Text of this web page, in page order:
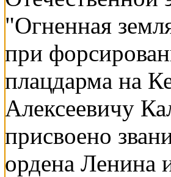
"Огненная
при
плацдарма на
Алексеевичу
присвоено
ордена Ленина